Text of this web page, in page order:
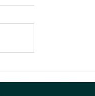
Jetzt habe ich es doch glatt
den Blog hab ich...